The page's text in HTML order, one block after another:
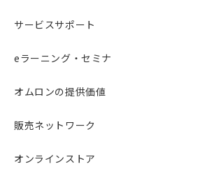
サービスサポート
eラーニング・セミナ
オムロンの提供価値
販売ネットワーク
オンラインストア